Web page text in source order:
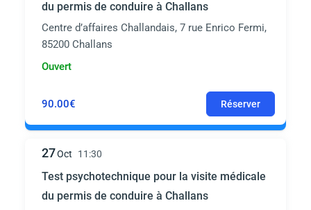
du permis de conduire à Challans
Centre d’affaires Challandais, 7 rue Enrico Fermi,
85200 Challans
Ouvert
90.00€ Réserver
27Oct 11:30
Test psychotechnique pour la visite médicale
du permis de conduire à Challans